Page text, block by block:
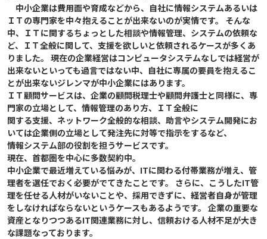
中小企業は費用面や育成などから、自社に情報システムあるいは
ＩＴの専門家を中々抱えることが出来ないのが実情です。 そんな
中、ＩＴに関するちょっとした相談や情報管理、システムの依頼な
ど、ＩＴ全般に関して、支援を欲しいと依頼されるケースが多くあ
りました。 現在の企業経営はコンピュータシステムなしでは経営が
出来ないといっても過言ではない中、自社に専属の要員を抱えるこ
とが出来ないジレンマが中小企業にはあります。
ＩＴ顧問サービスは、企業の顧問税理士や顧問弁護士と同様に、専
門家の立場として、情報管理のあり方、ＩＴ全般に
関する支援、ネットワーク全般的な相談、助言やシステム開発にお
いては企業側の立場として発注先に対等で指示をするなど、
情報システム部の役割を担うサービスです。
現在、首都圏を中心に多数契約中。
中小企業で最近増えている悩みが、ITに関わる付帯業務が増え、管
理者を選任でおく必要がでてきたことです。 さらに、こうしたIT管
理を任せる人材がいないことや、採用できずに、経営者自身が管理
をしなければならないというケースもあるようです。 企業の重要な
資産となりつつあるIT関連業務に対し、信頼おける人材不足が大き
な課題なっております。